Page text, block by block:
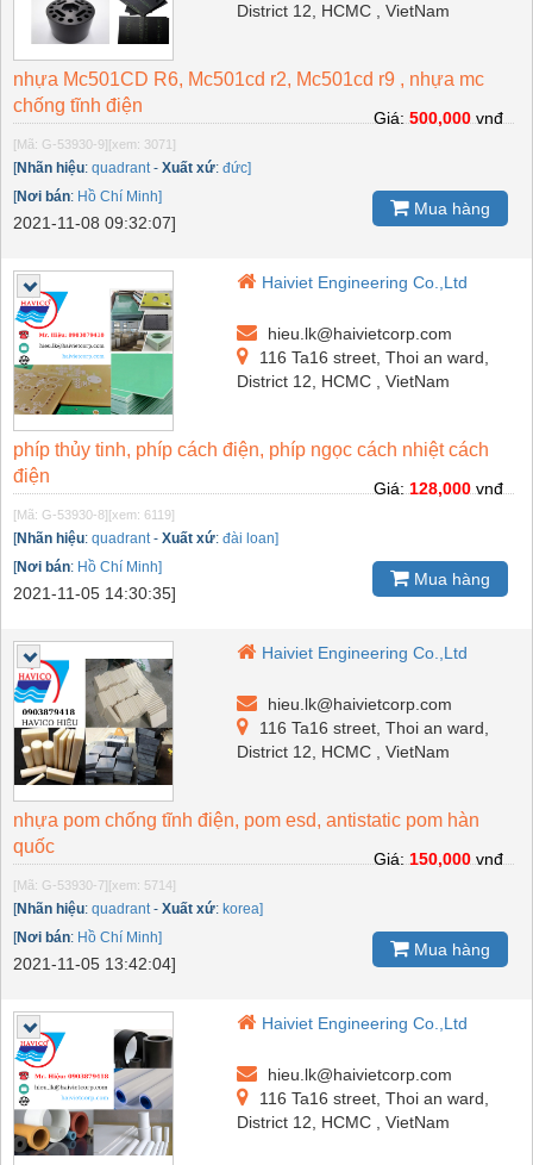
District 12, HCMC , VietNam
nhựa Mc501CD R6, Mc501cd r2, Mc501cd r9 , nhựa mc
chống tĩnh điện
[Mã: G-53930-9] [xem: 3071]
[Nhãn hiệu: quadrant- Xuất xứ: đức]
[Nơi bán: Hồ Chí Minh]
2021-11-08 09:32:07]
Giá:500,000vnđ
Mua hàng
Haiviet Engineering Co.,Ltd
hieu.lk@haivietcorp.com
116 Ta16 street, Thoi an ward,
District 12, HCMC , VietNam
phíp thủy tinh, phíp cách điện, phíp ngọc cách nhiệt cách
điện
[Mã: G-53930-8] [xem: 6119]
[Nhãn hiệu: quadrant- Xuất xứ: đài loan]
[Nơi bán: Hồ Chí Minh]
2021-11-05 14:30:35]
Giá:128,000vnđ
Mua hàng
Haiviet Engineering Co.,Ltd
hieu.lk@haivietcorp.com
116 Ta16 street, Thoi an ward,
District 12, HCMC , VietNam
nhựa pom chống tĩnh điện, pom esd, antistatic pom hàn
quốc
[Mã: G-53930-7] [xem: 5714]
[Nhãn hiệu: quadrant- Xuất xứ: korea]
[Nơi bán: Hồ Chí Minh]
2021-11-05 13:42:04]
Giá:150,000vnđ
Mua hàng
Haiviet Engineering Co.,Ltd
hieu.lk@haivietcorp.com
116 Ta16 street, Thoi an ward,
District 12, HCMC , VietNam